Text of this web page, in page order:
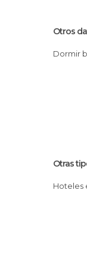
Otros
Dormir
Otras